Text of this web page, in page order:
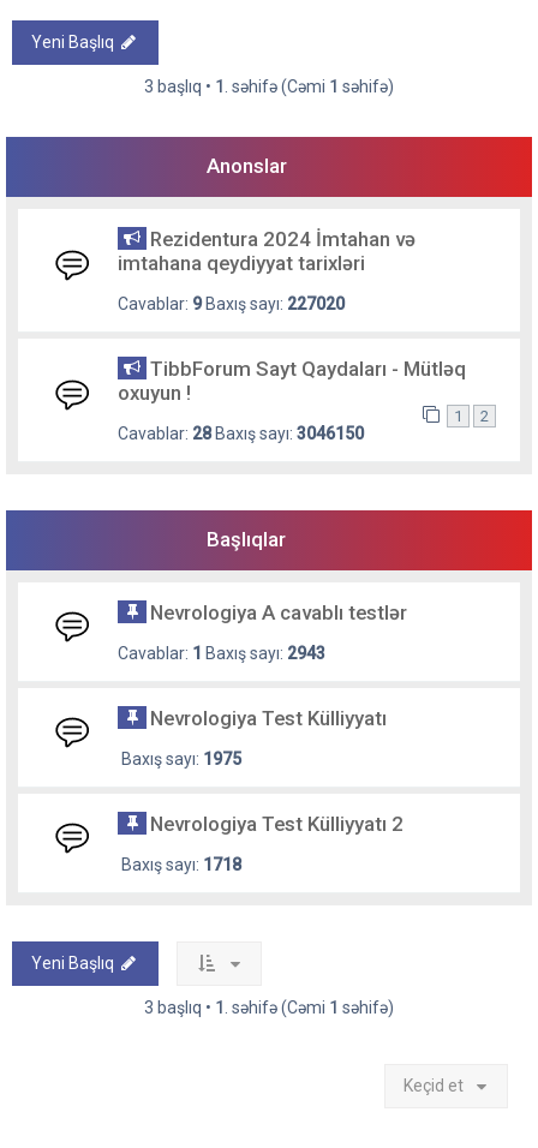
Yeni Başlıq
3 başlıq • 1 . səhifə (Cəmi 1 səhifə)
Anonslar
Rezidentura 2024 İmtahan və
imtahana qeydiyyat tarixləri
Cavablar: 9Baxış sayı: 227020
TibbForum Sayt Qaydaları - Mütləq
oxuyun !
Cavablar: 28Baxış sayı: 3046150
1 2
Başlıqlar
Nevrologiya A cavablı testlər
Cavablar: 1 Baxış sayı: 2943
Nevrologiya Test Külliyyatı
Baxış sayı: 1975
Nevrologiya Test Külliyyatı 2
Baxış sayı: 1718
Yeni Başlıq
3 başlıq • 1 . səhifə (Cəmi 1 səhifə)
Keçid et